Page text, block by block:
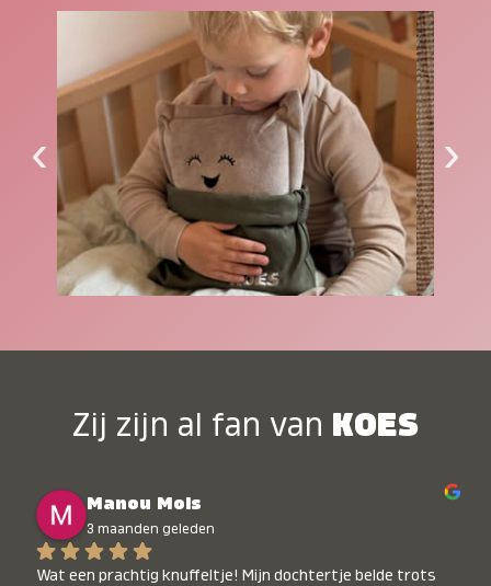
‹ ›
Zij zijn al fan van KOES
Manou Mols
3 maanden geleden
Wat een prachtig knuffeltje! Mijn dochtertje belde trots